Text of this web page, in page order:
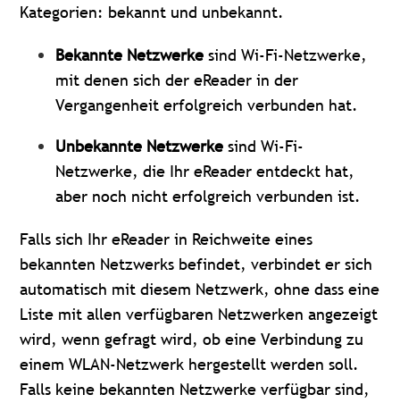
Kategorien: bekannt und unbekannt.
Bekannte Netzwerke sind Wi-Fi-Netzwerke,
mit denen sich der eReader in der
Vergangenheit erfolgreich verbunden hat.
Unbekannte Netzwerke sind Wi-Fi-
Netzwerke, die Ihr eReader entdeckt hat,
aber noch nicht erfolgreich verbunden ist.
Falls sich Ihr eReader in Reichweite eines
bekannten Netzwerks befindet, verbindet er sich
automatisch mit diesem Netzwerk, ohne dass eine
Liste mit allen verfügbaren Netzwerken angezeigt
wird, wenn gefragt wird, ob eine Verbindung zu
einem WLAN-Netzwerk hergestellt werden soll.
Falls keine bekannten Netzwerke verfügbar sind,